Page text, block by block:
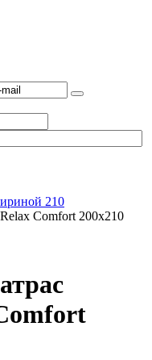
210
Comfort 200x210